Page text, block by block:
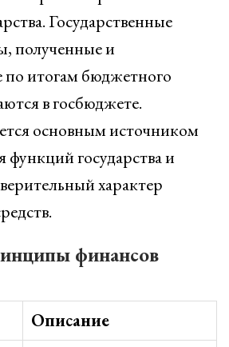
Государственные
полученные и
по итогам бюджетного
в госбюджете.
основным источником
государства и
характер
финансов
Описание